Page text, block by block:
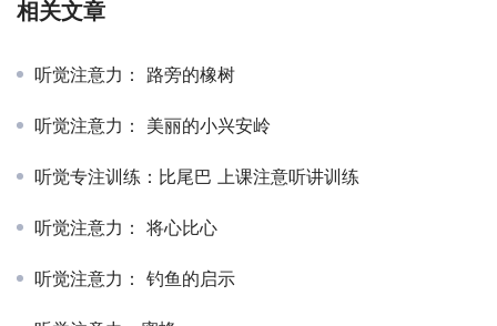
相关文章
听觉注意力： 路旁的橡树
听觉注意力： 美丽的小兴安岭
听觉专注训练：比尾巴 上课注意听讲训练
听觉注意力： 将心比心
听觉注意力： 钓鱼的启示